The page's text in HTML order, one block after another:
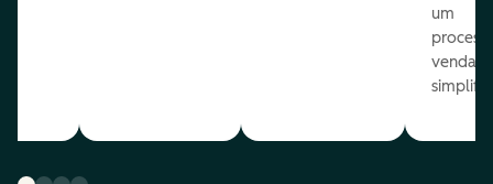
um
venda